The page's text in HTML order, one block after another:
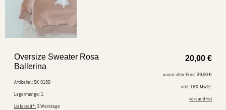
20,00 €
Oversize Sweater Rosa
Ballerina
Artikelnr.: SK-0150
Lagermenge: 1
Lieferzeit*:3 Werktage
unser alter Preis 29,00 €
inkl. 19% MwSt.
versandfrei